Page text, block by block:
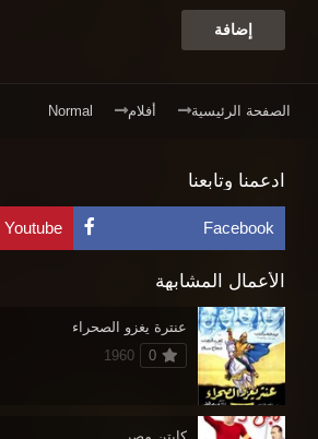
الصفحة الرئيسية أفلام Normal
ادعمنا وتابعنا
Facebook
Youtube
الأعمال المشابهة
عنترة يغزو الصحراء
0
1960